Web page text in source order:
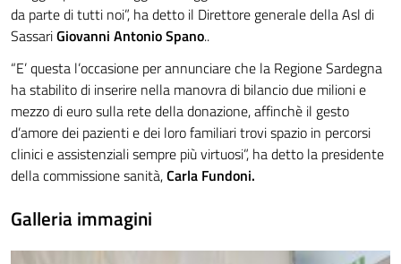
da parte di tutti noi”, ha detto il Direttore generale della Asl di
SassariGiovanni Antonio Spano..
“E’ questa l’occasione per annunciare che la Regione Sardegna
ha stabilito di inserire nella manovra di bilancio due milioni e
mezzo di euro sulla rete della donazione, affinchè il gesto
d’amore dei pazienti e dei loro familiari trovi spazio in percorsi
clinici e assistenziali sempre più virtuosi”, ha detto la presidente
della commissione sanità,Carla Fundoni.
Galleria immagini